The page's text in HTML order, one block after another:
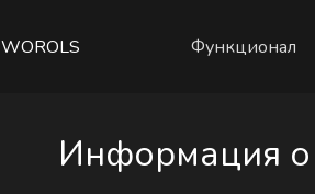
WOROLS Функционал
Информация о